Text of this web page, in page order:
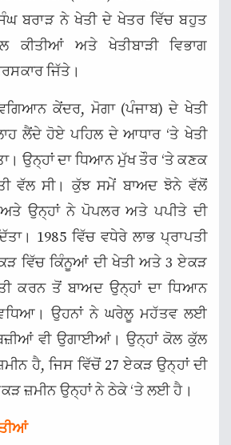
ਬਰਾੜ ਨੇ ਖੇਤੀ ਦੇ ਖੇਤਰ ਵਿੱਚ ਬਹੁਤ
ਕੀਤੀਆਂ ਅਤੇ ਖੇਤੀਬਾੜੀ ਵਿਭਾਗ
ਜਿੱਤੇ।
ਕੇਂਦਰ, ਮੋਗਾ (ਪੰਜਾਬ) ਦੇ ਖੇਤੀ
ਲੈਂਦੇ ਹੋਏ ਪਹਿਲ ਦੇ ਆਧਾਰ ‘ਤੇ ਖੇਤੀ
ਉਨ੍ਹਾਂ ਦਾ ਧਿਆਨ ਮੁੱਖ ਤੌਰ ‘ਤੇ ਕਣਕ
ਵੱਲ ਸੀ। ਕੁੱਝ ਸਮੇਂ ਬਾਅਦ ਝੋਨੇ ਵੱਲੋਂ
ਉਨ੍ਹਾਂ ਨੇ ਪੋਪਲਰ ਅਤੇ ਪਪੀਤੇ ਦੀ
1985 ਵਿੱਚ ਵਧੇਰੇ ਲਾਭ ਪ੍ਰਾਪਤੀ
ਵਿੱਚ ਕਿੰਨੂਆਂ ਦੀ ਖੇਤੀ ਅਤੇ 3 ਏਕੜ
ਕਰਨ ਤੋਂ ਬਾਅਦ ਉਨ੍ਹਾਂ ਦਾ ਧਿਆਨ
ਵਧਿਆ। ਉਹਨਾਂ ਨੇ ਘਰੇਲੂ ਮਹੱਤਵ ਲਈ
ਵੀ ਉਗਾਈਆਂ। ਉਨ੍ਹਾਂ ਕੋਲ ਕੁੱਲ
ਹੈ, ਜਿਸ ਵਿੱਚੋਂ 27 ਏਕੜ ਉਨ੍ਹਾਂ ਦੀ
ਜ਼ਮੀਨ ਉਨ੍ਹਾਂ ਨੇ ਠੇਕੇ ‘ਤੇ ਲਈ ਹੈ।